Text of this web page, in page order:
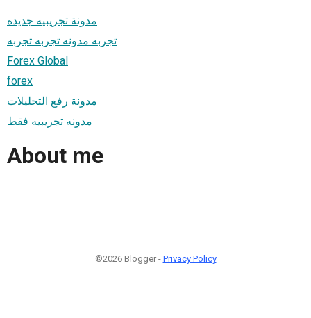
مدونة تجريبيه جديده
تجربه مدونه تجربه تجربه
Forex Global
forex
مدونة رفع التحليلات
مدونه تجريبيه فقط
About me
©2026 Blogger - Privacy Policy